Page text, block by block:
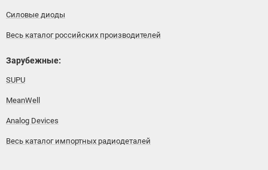
Силовые диоды
Весь каталог российских производителей
Зарубежные:
SUPU
MeanWell
Analog Devices
Весь каталог импортных радиодеталей